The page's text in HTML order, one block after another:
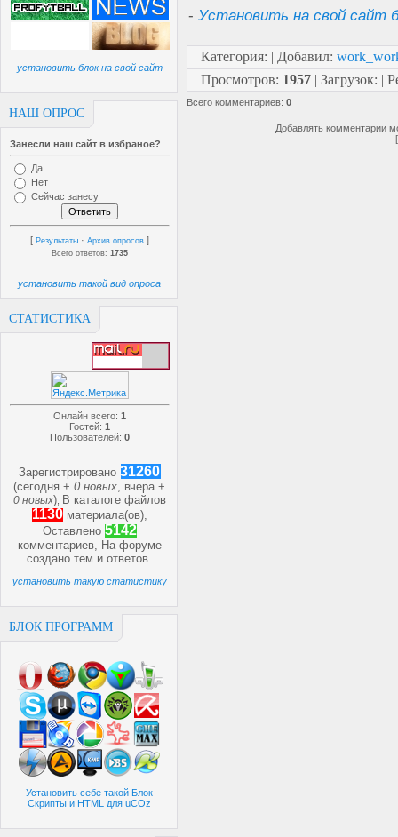
установить блок на свой сайт
НАШ ОПРОС
Занесли наш сайт в избраное?
Да
Нет
Сейчас занесу
[ Результаты · Архив опросов ]
Всего ответов: 1735
установить такой вид опроса
СТАТИСТИКА
Онлайн всего: 1
Гостей: 1
Пользователей: 0
Зарегистрировано 31260
(сегодня +0 новых, вчера +
0 новых) В каталоге файлов
1130 материала(ов),
Оставлено 5142
комментариев, На форуме
созданотем иответов.
установить такую статистику
БЛОК ПРОГРАММ
Установить себе такой Блок
Скрипты и HTML для uCOz
- Установить на свой сайт
Категория: | Добавил:
Просмотров: 1957 | Загрузок: |
Всего комментариев: 0
Добавлять комментарии